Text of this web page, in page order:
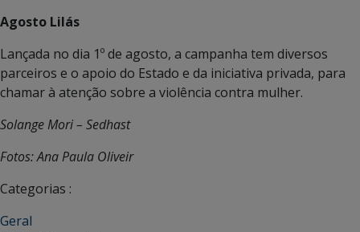
Agosto Lilás
Lançada no dia 1º de agosto, a campanha tem diversos
parceiros e o apoio do Estado e da iniciativa privada, para
chamar à atenção sobre a violência contra mulher.
Solange Mori – Sedhast
Fotos: Ana Paula Oliveir
Categorias :
Geral